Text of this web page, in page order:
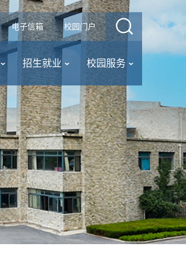
电子信箱 校园门户
招生就业 校园服务